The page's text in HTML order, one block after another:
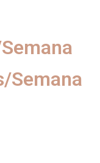
Semana